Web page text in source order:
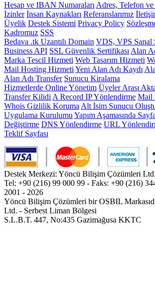
Hesap ve IBAN Numaraları Adres, Telefon
İzinler İnsan Kaynakları Referanslarımız
Üyelik Destek Sistemi Privacy Policy
Kadromuz SSS
Bedava .tk Uzantılı Domain VDS, VPS Sanal
Business API SSL Güvenlik Sertifikası Alan
Marka Tescil Hizmeti Web Tasarım Hizmeti
Mail Hosting Hizmeti Yeni Alan Adı Kaydı
Alan Adı Transfer Sunucu Kiralama
Hizmetlerde Online Yönetim Üyeler Arası
Transfer Kilidi A Record IP Yönlendirme Mail
Whois Gizlilik Koruma Alt İsim Sunucu
Uygulama Kurulumu Yapım Aşamasında
Değiştirme DNS Yönlendirme URL
Teklif Sayfası
Destek Merkezi: Yöncü Bilişim Çözümleri
Tel: +90 (216) 99 000 99 - Faks: +90 (216)
2001 - 2026
Yöncü Bilişim Çözümleri bir OSBIL
Ltd. - Serbest Liman Bölgesi
S.L.B.T. 447, No:435 Gazimağusa KKTC